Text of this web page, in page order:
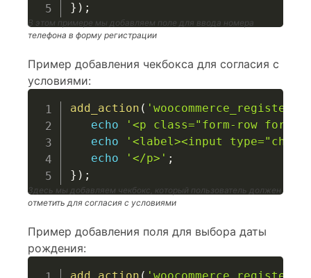
} ) ;
В этом примере мы добавляем поле для ввода номера
телефона в форму регистрации
Пример добавления чекбокса для согласия с
условиями:
add_action (
echo
'<p class="form-row form-
echo
'<label><input
echo
'</p>' ;
} ) ;
Здесь мы добавляем чекбокс, который пользователь должен
отметить для согласия с условиями
Пример добавления поля для выбора даты
рождения: